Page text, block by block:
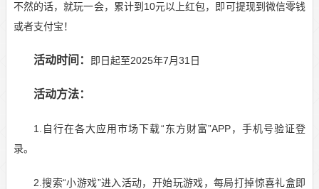
不然的话，就玩一会，累计到10元以上红包，即可提现到微信零钱
或者支付宝！
活动时间： 即日起至2025年7月31日
活动方法：
1.自行在各大应用市场下载“东方财富”APP，手机号验证登
录。
2.搜索“小游戏”进入活动，开始玩游戏，每局打掉惊喜礼盒即